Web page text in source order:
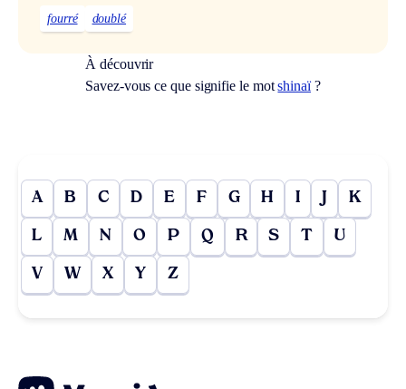
fourré doublé
À découvrir
Savez-vous ce que signifie le motshinaï?
A B C D E F G H I J K
L M N O P Q R S T U
V W X Y Z